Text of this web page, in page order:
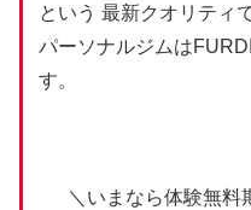
という 最新クオリティ
パーソナルジムは
す。
＼いまなら体験無料